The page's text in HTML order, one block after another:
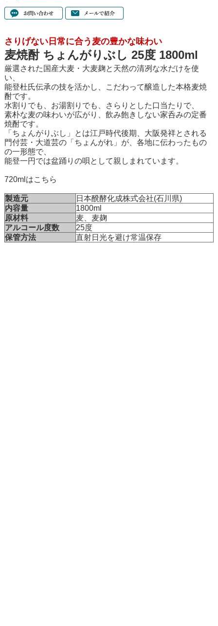
さりげない日常に合う麦の豊かな味わい
麦焼酎 ちょんがりぶし 25度 1800ml
厳選された国産大麦・大麦麹と天然の清冽な水だけを使
い、
能登杜氏伝承の技を活かし、こだわって醸造した本格麦焼
酎です。
水割りでも、お湯割りでも、さらりとした口当たりで、
素朴な麦の味わいが広がり、飲み飽きしない家呑みの定番
焼酎です。
「ちょんがりぶし」とは江戸時代後期、大阪発祥とされる
門付芸・大道芸の「ちょんがれ」が、各地に伝わったもの
の一形態で、
能登一円では盆踊りの唄として親しまれています。
720mlはこちら
製造元
日本醗酵化成株式会社(石川県)
内容量
1800ml
原材料
麦、麦麹
アルコール度数
25度
保管方法
直射日光を避け常温保存